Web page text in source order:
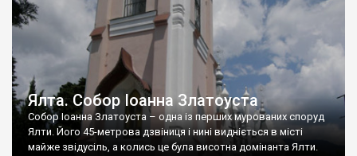
Ялта. Собор Іоанна Златоуста
Собор Іоанна Златоуста – одна із перших мурованих споруд
Ялти. Його 45-метрова дзвіниця і нині видніється в місті
майже звідусіль, а колись це була висотна домінанта Ялти.